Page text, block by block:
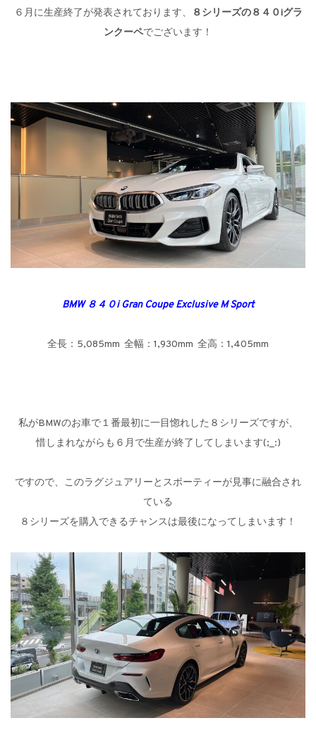
６月に生産終了が発表されております、
８シリーズの８４０iグラ
ンクーペでございます！
BMW ８４０i Gran Coupe Exclusive M Sport
全長：5,085mm 全幅：1,930mm 全高：1,405mm
私がBMWのお車で１番最初に一目惚れした８シリーズですが、
惜しまれながらも６月で生産が終了してしまいます(;_:)
ですので、このラグジュアリーとスポーティーが見事に融合され
ている
８シリーズを購入できるチャンスは最後になってしまいます！